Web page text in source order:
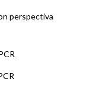
perspectiva